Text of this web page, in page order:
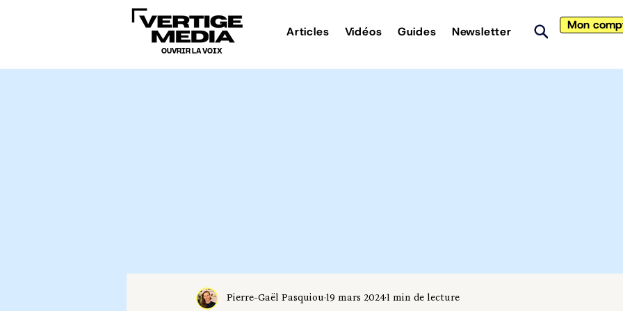
OUVRIR LA VOIX
Articles Vidéos Guides Newsletter Mon
Pierre-Gaël Pasquiou 19 mars 2024 1 min de lecture